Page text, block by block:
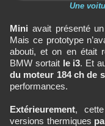
Une
Mini avait présenté
Mais ce prototype
abouti, et on en était
BMW sortait le i3. Et
du moteur 184 ch de
performances.
Extérieurement,
versions thermiques